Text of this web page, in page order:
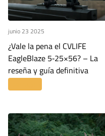
junio 23 2025
¿Vale la pena el CVLIFE
EagleBlaze 5‑25×56? – La
reseña y guía definitiva